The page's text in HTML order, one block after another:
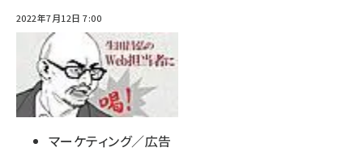
2022年7月12日 7:00
マーケティング／広告